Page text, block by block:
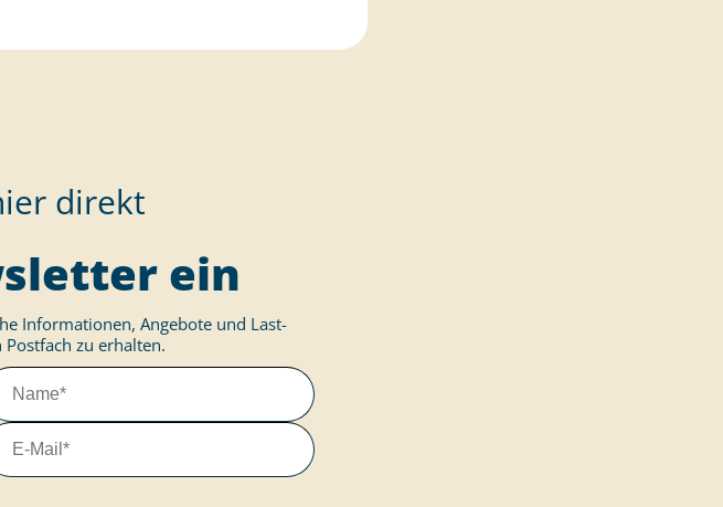
direkt
ein
Informationen, Angebote und Last-
zu erhalten.